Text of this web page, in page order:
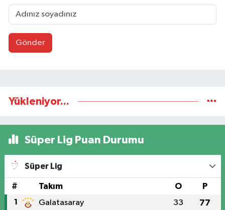
Gönder
Yükleniyor...
Süper Lig Puan Durumu
Süper Lig
# Takım O P
1 Galatasaray 33 77